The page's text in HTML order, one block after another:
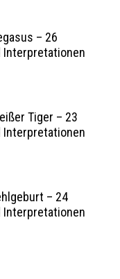
– 26
Interpretationen
Tiger – 23
Interpretationen
– 24
Interpretationen